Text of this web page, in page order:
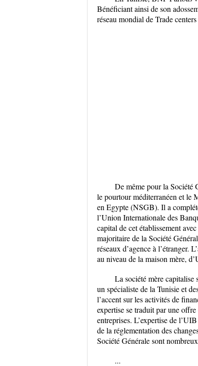
Bénéficiant ainsi de son
réseau mondial de Trade
De même pour la Société
le pourtour méditerranéen et le
en Egypte (NSGB). Il a
l’Union Internationale des
capital de cet établissement
majoritaire de la Société
réseaux d’agence à l’étranger.
au niveau de la maison mère,
La société mère
un spécialiste de la Tunisie et
l’accent sur les activités de
expertise se traduit par une
entreprises. L’expertise de
de la réglementation des
Société Générale sont
...